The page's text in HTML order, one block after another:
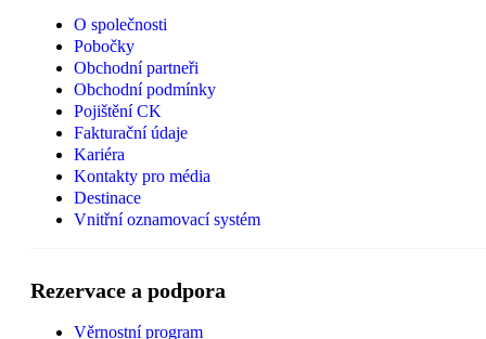
O společnosti
Pobočky
Obchodní partneři
Obchodní podmínky
Pojištění CK
Fakturační údaje
Kariéra
Kontakty pro média
Destinace
Vnitřní oznamovací systém
Rezervace a podpora
Věrnostní program